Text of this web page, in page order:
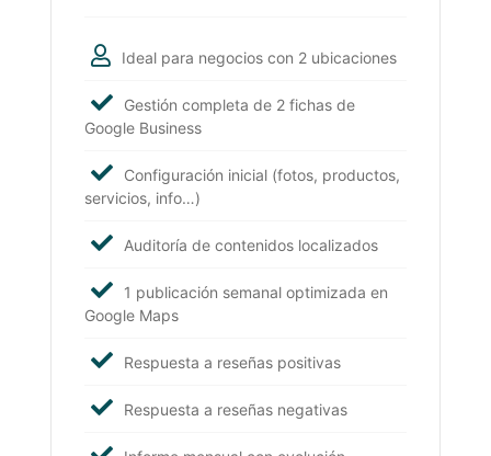
Ideal para negocios con 2 ubicaciones
Gestión completa de 2 fichas de
Google Business
Configuración inicial (fotos, productos,
servicios, info…)
Auditoría de contenidos localizados
1 publicación semanal optimizada en
Google Maps
Respuesta a reseñas positivas
Respuesta a reseñas negativas